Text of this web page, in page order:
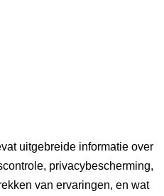
uitgebreide informatie over
privacybescherming,
van ervaringen, en wat